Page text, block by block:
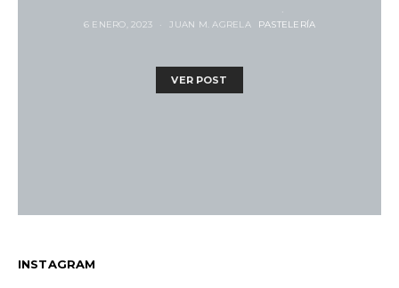
6 ENERO, 2023 JUAN M. AGRELA PASTELERÍA
VER POST
INSTAGRAM